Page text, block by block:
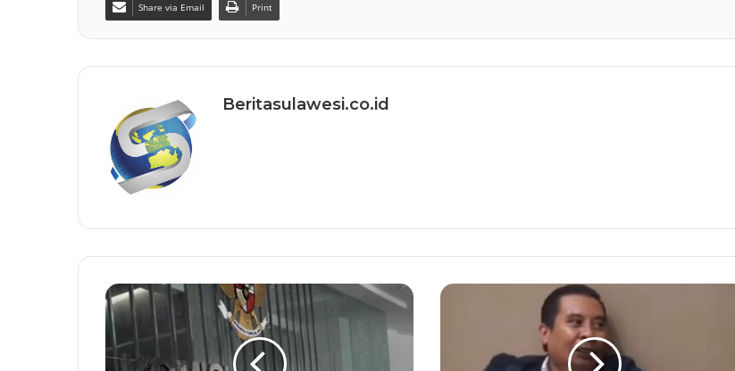
Share via Email Print
Beritasulawesi.co.id